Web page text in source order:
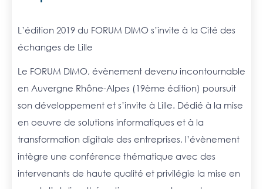
L’édition 2019 du FORUM DIMO s’invite à la Cité des
échanges de Lille
Le FORUM DIMO, évènement devenu incontournable
en Auvergne Rhône-Alpes (19ème édition) poursuit
son développement et s’invite à Lille. Dédié à la mise
en oeuvre de solutions informatiques et à la
transformation digitale des entreprises, l’évènement
intègre une conférence thématique avec des
intervenants de haute qualité et privilégie la mise en